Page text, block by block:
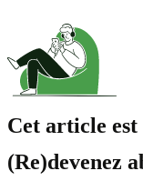
Cet article est
(Re)devenez